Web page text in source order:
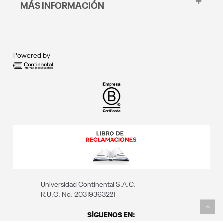
Escuela de Posgrado
Repositorio Institucional
MÁS INFORMACIÓN
Portal del postulante
Portal de familia
Portal del docente
Powered by
Universidad Continental S.A.C.
R.U.C. No. 20319363221
SÍGUENOS EN: